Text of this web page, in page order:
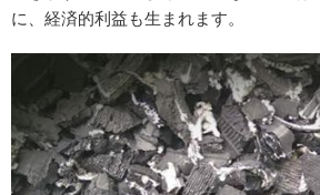
に、経済的利益も生まれます。